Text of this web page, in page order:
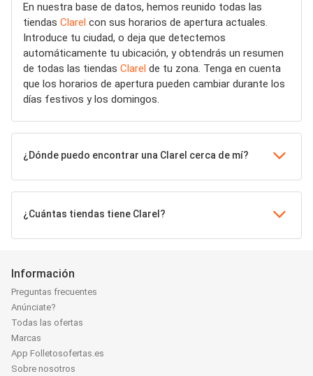
En nuestra base de datos, hemos reunido todas las
tiendas Clarel con sus horarios de apertura actuales.
Introduce tu ciudad, o deja que detectemos
automáticamente tu ubicación, y obtendrás un resumen
de todas las tiendas Clarel de tu zona. Tenga en cuenta
que los horarios de apertura pueden cambiar durante los
días festivos y los domingos.
¿Dónde puedo encontrar una Clarel cerca de mí?
¿Cuántas tiendas tiene Clarel?
Información
Preguntas frecuentes
Anúnciate?
Todas las ofertas
Marcas
App Folletosofertas.es
Sobre nosotros